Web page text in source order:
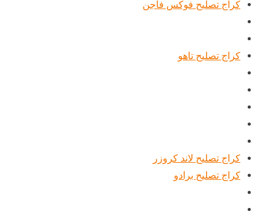
كراج تصليح فوكس فاجن
كراج تصليح تاهو
كراج تصليح لاند كروزر
كراج تصليح برادو